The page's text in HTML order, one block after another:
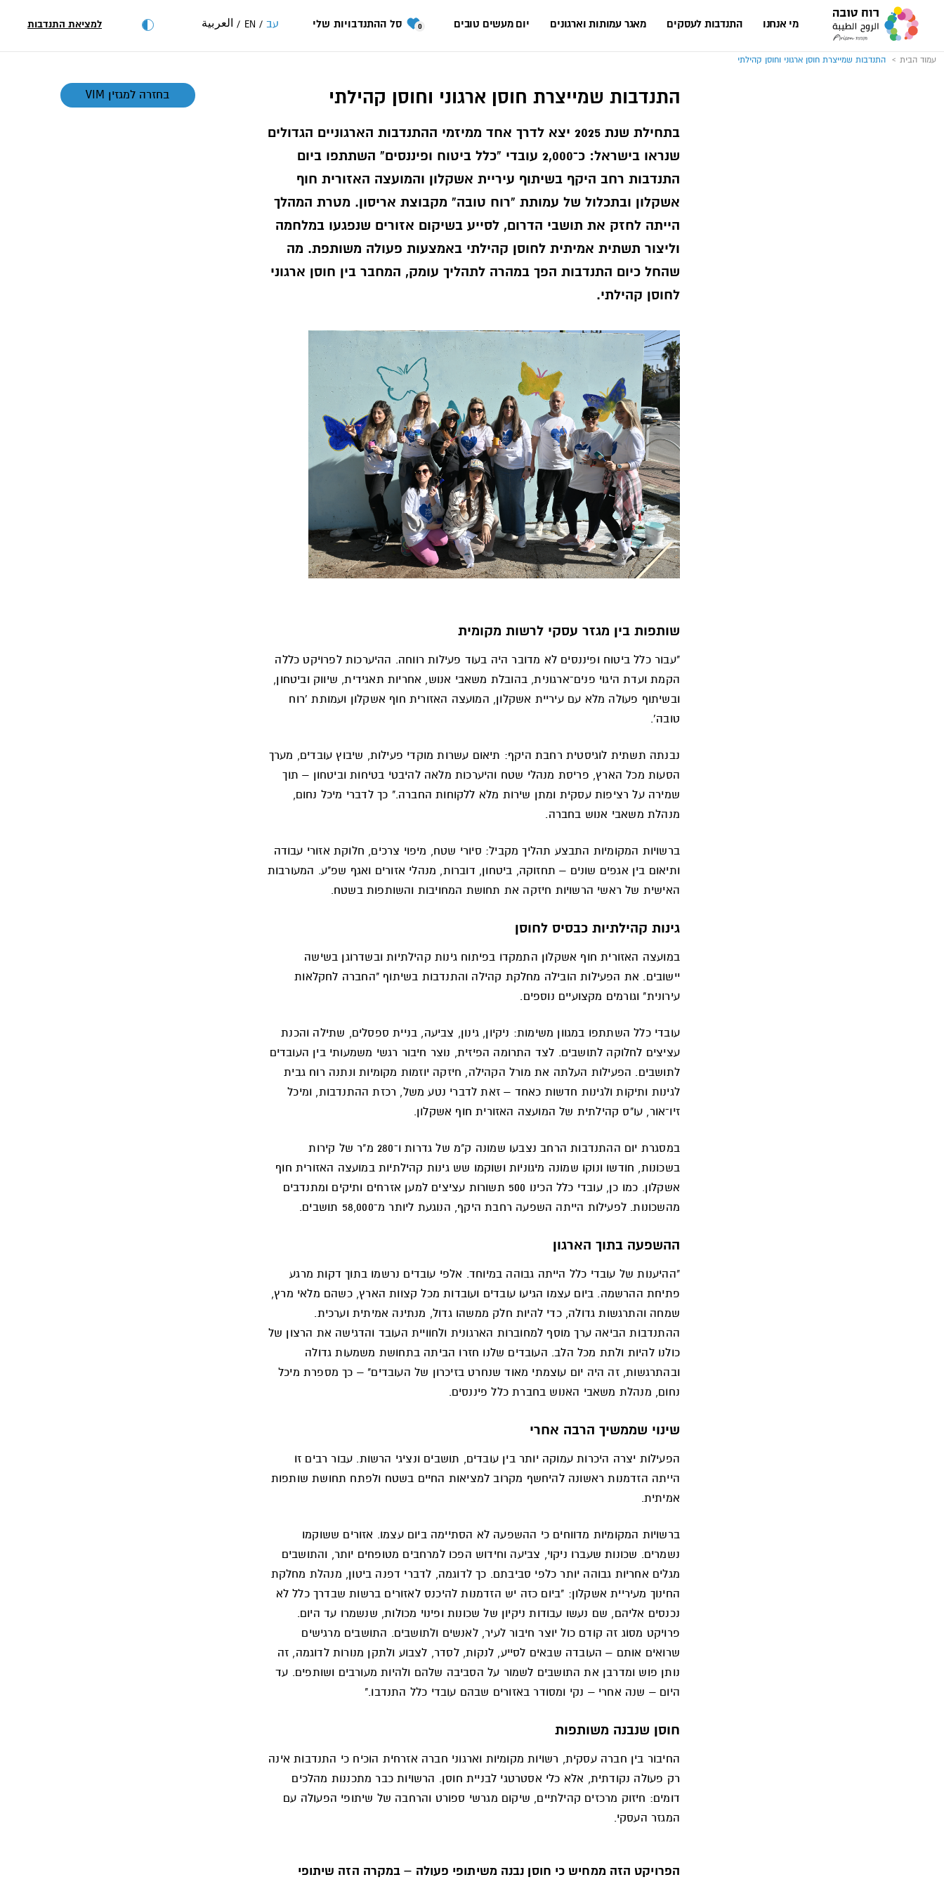
רוח
טובה
מי אנחנו התנדבות לעסקים מאגר עמותות וארגונים יום מעשים טובים 0 סל ההתנדבויות שלי עב EN العربية למציאת התנדבות
עמוד הבית התנדבות שמייצרת חוסן ארגוני וחוסן קהילתי
התנדבות שמייצרת חוסן ארגוני וחוסן קהילתי
בתחילת שנת 2025 יצא לדרך אחד ממיזמי ההתנדבות הארגוניים הגדולים
שנראו בישראל: כ־2,000 עובדי "כלל ביטוח ופיננסים" השתתפו ביום
התנדבות רחב היקף בשיתוף עיריית אשקלון והמועצה האזורית חוף
אשקלון ובתכלול של עמותת "רוח טובה" מקבוצת אריסון. מטרת המהלך
הייתה לחזק את תושבי הדרום, לסייע בשיקום אזורים שנפגעו במלחמה
וליצור תשתית אמיתית לחוסן קהילתי באמצעות פעולה משותפת. מה
שהחל כיום התנדבות הפך במהרה לתהליך עומק, המחבר בין חוסן ארגוני
לחוסן קהילתי.
בחזרה למגזין VIM
שותפות בין מגזר עסקי לרשות מקומית
"עבור כלל ביטוח ופיננסים לא מדובר היה בעוד פעילות רווחה. ההיערכות לפרויקט כללה
הקמת ועדת היגוי פנים־ארגונית, בהובלת משאבי אנוש, אחריות תאגידית, שיווק וביטחון,
ובשיתוף פעולה מלא עם עיריית אשקלון, המועצה האזורית חוף אשקלון ועמותת 'רוח
טובה'.
נבנתה תשתית לוגיסטית רחבת היקף: תיאום עשרות מוקדי פעילות, שיבוץ עובדים, מערך
הסעות מכל הארץ, פריסת מנהלי שטח והיערכות מלאה להיבטי בטיחות וביטחון – תוך
שמירה על רציפות עסקית ומתן שירות מלא ללקוחות החברה." כך לדברי מיכל נחום,
מנהלת משאבי אנוש בחברה.
ברשויות המקומיות התבצע תהליך מקביל: סיורי שטח, מיפוי צרכים, חלוקת אזורי עבודה
ותיאום בין אגפים שונים – תחזוקה, ביטחון, דוברות, מנהלי אזורים ואגף שפ"ע. המעורבות
האישית של ראשי הרשויות חיזקה את תחושת המחויבות והשותפות בשטח.
גינות קהילתיות כבסיס לחוסן
במועצה האזורית חוף אשקלון התמקדו בפיתוח גינות קהילתיות ובשדרוגן בשישה
יישובים. את הפעילות הובילה מחלקת קהילה והתנדבות בשיתוף "החברה לחקלאות
עירונית" וגורמים מקצועיים נוספים.
עובדי כלל השתתפו במגוון משימות: ניקיון, גינון, צביעה, בניית ספסלים, שתילה והכנת
עציצים לחלוקה לתושבים. לצד התרומה הפיזית, נוצר חיבור רגשי משמעותי בין העובדים
לתושבים. הפעילות העלתה את מורל הקהילה, חיזקה יוזמות מקומיות ונתנה רוח גבית
לגינות ותיקות ולגינות חדשות כאחד – זאת לדברי נטע משל, רכזת ההתנדבות, ומיכל
זיו־אור, עו"ס קהילתית של המועצה האזורית חוף אשקלון.
במסגרת יום ההתנדבות הרחב נצבעו שמונה ק"מ של גדרות ו־280 מ"ר של קירות
בשכונות, חודשו ונוקו שמונה מיגוניות ושוקמו שש גינות קהילתיות במועצה האזורית חוף
אשקלון. כמו כן, עובדי כלל הכינו 500 תשורות עציצים למען אזרחים ותיקים ומתנדבים
מהשכונות. לפעילות הייתה השפעה רחבת היקף, הנוגעת ליותר מ־58,000 תושבים.
ההשפעה בתוך הארגון
"ההיענות של עובדי כלל הייתה גבוהה במיוחד. אלפי עובדים נרשמו בתוך דקות מרגע
פתיחת ההרשמה. ביום עצמו הגיעו עובדים ועובדות מכל קצוות הארץ, כשהם מלאי מרץ,
שמחה והתרגשות גדולה, כדי להיות חלק ממשהו גדול, מנתינה אמיתית וערכית.
ההתנדבות הביאה ערך מוסף למחוברות הארגונית ולחוויית העובד והדגישה את הרצון של
כולנו להיות ולתת מכל הלב. העובדים שלנו חזרו הביתה בתחושת משמעות גדולה
ובהתרגשות, זה היה יום עוצמתי מאוד שנחרט בזיכרון של העובדים" – כך מספרת מיכל
נחום, מנהלת משאבי האנוש בחברת כלל פיננסים.
שינוי שממשיך הרבה אחרי
הפעילות יצרה היכרות עמוקה יותר בין עובדים, תושבים ונציגי הרשות. עבור רבים זו
הייתה הזדמנות ראשונה להיחשף מקרוב למציאות החיים בשטח ולפתח תחושת שותפות
אמיתית.
ברשויות המקומיות מדווחים כי ההשפעה לא הסתיימה ביום עצמו. אזורים ששוקמו
נשמרים. שכונות שעברו ניקוי, צביעה וחידוש הפכו למרחבים מטופחים יותר, והתושבים
מגלים אחריות גבוהה יותר כלפי סביבתם. כך לדוגמה, לדברי דפנה ביטון, מנהלת מחלקת
החינוך מעיריית אשקלון: "ביום כזה יש הזדמנות להיכנס לאזורים ברשות שבדרך כלל לא
נכנסים אליהם, שם נעשו עבודות ניקיון של שכונות ופינוי מכולות, שנשמרו עד היום.
פרויקט מסוג זה קודם כול יוצר חיבור לעיר, לאנשים ולתושבים. התושבים מרגישים
שרואים אותם – העובדה שבאים לסייע, לנקות, לסדר, לצבוע ולתקן מנורות לדוגמה, זה
נותן פוש ומדרבן את התושבים לשמור על הסביבה שלהם ולהיות מעורבים ושותפים. עד
היום – שנה אחרי – נקי ומסודר באזורים שבהם עובדי כלל התנדבו."
חוסן שנבנה משותפות
החיבור בין חברה עסקית, רשויות מקומיות וארגוני חברה אזרחית הוכיח כי התנדבות אינה
רק פעולה נקודתית, אלא כלי אסטרטגי לבניית חוסן. הרשויות כבר מתכננות מהלכים
דומים: חיזוק מרכזים קהילתיים, שיקום מגרשי ספורט והרחבה של שיתופי הפעולה עם
המגזר העסקי.
הפרויקט הזה ממחיש כי חוסן נבנה משיתופי פעולה – במקרה הזה שיתופי